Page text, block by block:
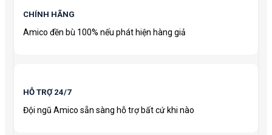
CHÍNH HÃNG
Amico đền bù 100% nếu phát hiện hàng giả
HỖ TRỢ 24/7
Đội ngũ Amico sẵn sàng hỗ trợ bất cứ khi nào